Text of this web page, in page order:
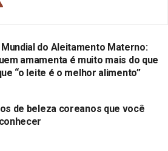
do Aleitamento Materno:
amamenta é muito mais do que
“o leite é o melhor alimento”
de beleza coreanos que você